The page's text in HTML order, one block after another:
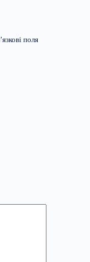
поля